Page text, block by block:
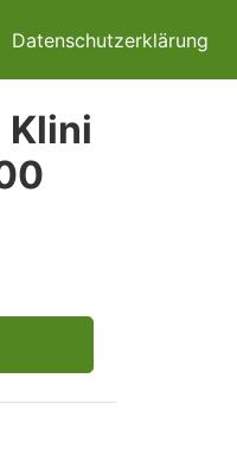
Datenschutzerklärung
Klini